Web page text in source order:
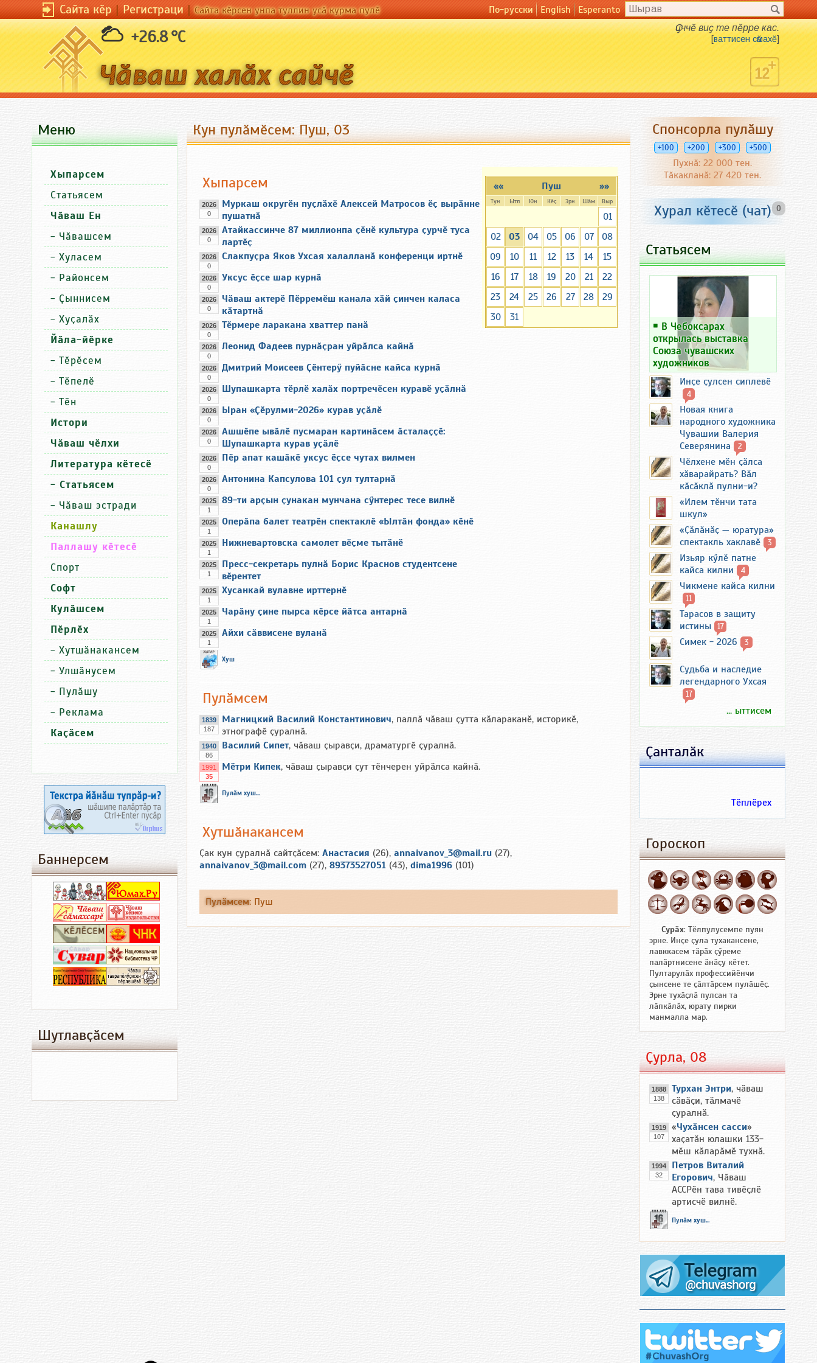
Сайта кӗр|Регистраци|Сайта кӗрсен унпа туллин усӑ курма пулӗ По-русски English Esperanto
+26.8 °C Ҫиччӗ виҫ те пӗрре кас.
[ваттисен сӑмахӗ]
Кун пулӑмӗсем: Пуш, 03
»»
«« Пуш
Тун Ытл Юн Кӗҫ Эрн Шӑм Выр
01
02
03 04 05 06 07
08
09
10 11 12 13 14
15
16
17 18 19 20 21
22
23
24 25 26 27 28
29
30
31
Хыпарсем
2026
0
Муркаш округӗн пуҫлӑхӗ Алексей Матросов ӗҫ вырӑнне
пушатнӑ
2026
0
Атайкассинче 87 миллионпа ҫӗнӗ культура ҫурчӗ туса
лартӗҫ
2026
0
Слакпуҫра Яков Ухсая халалланӑ конференци иртнӗ
2026
0
Уксус ӗҫсе шар курнӑ
2026
0
Чӑваш актерӗ Пӗрремӗш канала хӑй ҫинчен каласа
кӑтартнӑ
2026
0
Тӗрмере ларакана хваттер панӑ
2026
0
Леонид Фадеев пурнӑҫран уйрӑлса кайнӑ
2026
0
Дмитрий Моисеев Ҫӗнтерӳ пуйӑсне кайса курнӑ
2026
0
Шупашкарта тӗрлӗ халӑх портречӗсен куравӗ уҫӑлнӑ
2026
0
Ыран «Ҫӗрулми-2026» курав уҫӑлӗ
2026
0
Ашшӗпе ывӑлӗ пусмаран картинӑсем ӑсталаҫҫӗ:
Шупашкарта курав уҫӑлӗ
2026
0
Пӗр апат кашӑкӗ уксус ӗҫсе чутах вилмен
2026
0
Антонина Капсулова 101 ҫул тултарнӑ
2025
1
89-ти арҫын ҫунакан мунчана сӳнтерес тесе вилнӗ
2025
1
Оперӑпа балет театрӗн спектаклӗ «Ылтӑн фонда» кӗнӗ
2025
1
Нижневартовска самолет вӗҫме тытӑнӗ
2025
1
Пресс-секретарь пулнӑ Борис Краснов студентсене
вӗрентет
2025
1
Хусанкай вулавне ирттернӗ
2025
1
Чарӑну ҫине пырса кӗрсе йӑтса антарнӑ
2025
1
Айхи сӑввисене вуланӑ
Хуш
Пулӑмсем
1839
187
Магницкий Василий Константинович, паллӑ чӑваш ҫутта кӑлараканӗ, историкӗ,
этнографӗ ҫуралнӑ.
1940
86
Василий Сипет, чӑваш ҫыравҫи, драматургӗ ҫуралнӑ.
1991
35
Мӗтри Кипек, чӑваш ҫыравҫи ҫут тӗнчерен уйрӑлса кайнӑ.
Пулӑм хуш...
Хутшӑнакансем
Ҫак кун ҫуралнӑ сайтҫӑсем: Анастасия (26), annaivanov_3@mail.ru (27),
annaivanov_3@mail.com (27), 89373527051 (43), dima1996 (101)
Пулӑмсем: Пуш
Меню
Хыпарсем
Статьясем
Чӑваш Ен
- Чӑвашсем
- Хуласем
- Районсем
- Ҫыннисем
- Хуҫалӑх
Йӑла-йӗрке
- Тӗрӗсем
- Тӗпелӗ
- Тӗн
Истори
Чӑваш чӗлхи
Литература кӗтесӗ
- Статьясем
- Чӑваш эстради
Канашлу
Паллашу кӗтесӗ
Спорт
Софт
Кулӑшсем
Пӗрлӗх
- Хутшӑнакансем
- Улшӑнусем
- Пулӑшу
- Реклама
Каҫӑсем
Баннерсем
Шутлавҫӑсем
Спонсорла пулӑшу
+100 +200 +300 +500
Пухнӑ: 22 000 тен.
Тӑкакланӑ: 27 420 тен.
0
Хурал кӗтесӗ (чат)
Статьясем
￭ В Чебоксарах
открылась выставка
Союза чувашских
художников
Инҫе ҫулсен сиплевӗ
4
Новая книга
народного художника
Чувашии Валерия
Северянина
2
Чӗлхене мӗн ҫӑлса
хӑварайрать? Вӑл
кӑсӑклӑ пулни-и?
«Илем тӗнчи тата
шкул»
«Ҫӑлӑнӑҫ — юратура»
спектакль хаклавӗ
3
Изьяр кӳлӗ патне
кайса килни
4
Чикмене кайса килни
11
Тарасов в защиту
истины 17
Симек - 2026 3
Судьба и наследие
легендарного Ухсая
17
... ыттисем
Ҫанталӑк
Тӗплӗрех
Гороскоп
Сурӑх: Тӗлпулусемпе пуян
эрне. Инҫе ҫула тухакансене,
лавккасем тӑрӑх ҫӳреме
палӑртнисене ӑнӑҫу кӗтет.
Пултарулӑх профессийӗнчи
ҫынсене те ҫӑлтӑрсем пулӑшӗҫ.
Эрне тухӑҫлӑ пулсан та
лӑпкӑлӑх, юрату пирки
манмалла мар.
Ҫурла, 08
1888
138
Турхан Энтри, чӑваш
сӑвӑҫи, тӑлмачӗ
ҫуралнӑ.
1919
107
«Чухӑнсен сасси»
хаҫатӑн юлашки 133-
мӗш кӑларӑмӗ тухнӑ.
1994
32
Петров Виталий
Егорович, Чӑваш
АССРӗн тава тивӗҫлӗ
артисчӗ вилнӗ.
Пулӑм хуш...